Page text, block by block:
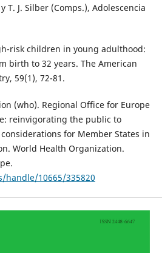
T. J. Silber (Comps.), Adolescencia
risk children in young adulthood:
birth to 32 years. The American
59(1), 72-81.
(who). Regional Office for Europe
reinvigorating the public to
for Member States in
World Health Organization.
10665/335820